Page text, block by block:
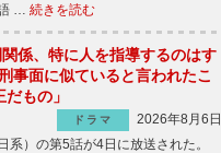
… 続きを読む
係、特に人を指導するのはす
事面に似ていると言われたこ
もの」
ドラマ
2026年8月6日
）の第5話が4日に放送された。